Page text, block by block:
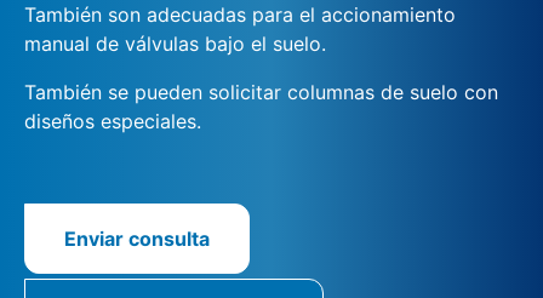
También son adecuadas para el accionamiento
manual de válvulas bajo el suelo.
También se pueden solicitar columnas de suelo con
diseños especiales.
Enviar consulta